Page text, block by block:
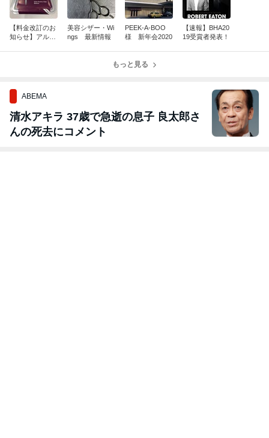
【料金改訂のお
知らせ】アル
美容シザー・Wi
ngs 最新情報
PEEK-A-BOO
様 新年会2020
【速報】BHA20
19受賞者発表！
もっと見る
ABEMA
清水アキラ 37歳で急逝の息子 良太郎さ
んの死去にコメント